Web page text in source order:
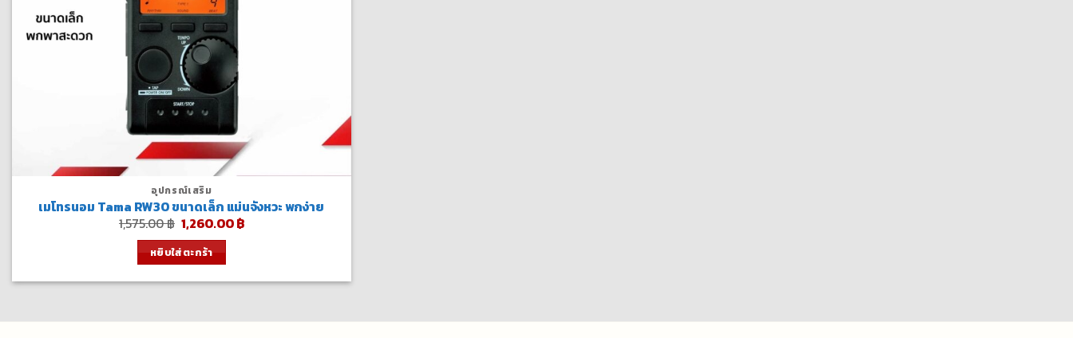
อุปกรณ์เสริม
เมโทรนอม Tama RW30 ขนาดเล็ก แม่นจังหวะ พกง่าย
1,575.00฿ Original
price
was:
1,575.00 ฿.
1,260.00฿Current
หยิบใส่ตะกร้า